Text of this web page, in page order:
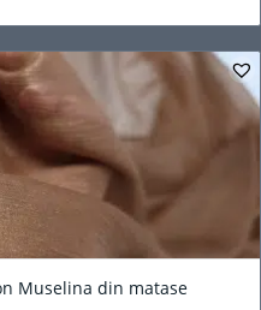
Muselina din matase